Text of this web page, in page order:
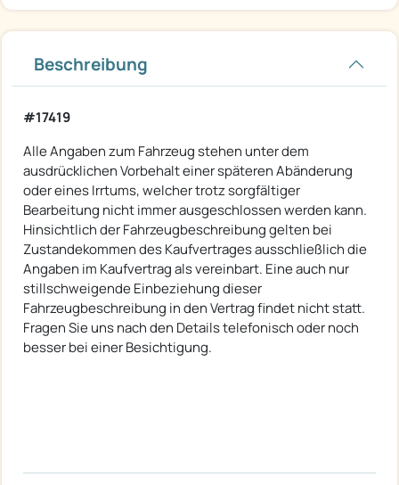
Beschreibung
#17419
Alle Angaben zum Fahrzeug stehen unter dem
ausdrücklichen Vorbehalt einer späteren Abänderung
oder eines Irrtums, welcher trotz sorgfältiger
Bearbeitung nicht immer ausgeschlossen werden kann.
Hinsichtlich der Fahrzeugbeschreibung gelten bei
Zustandekommen des Kaufvertrages ausschließlich die
Angaben im Kaufvertrag als vereinbart. Eine auch nur
stillschweigende Einbeziehung dieser
Fahrzeugbeschreibung in den Vertrag findet nicht statt.
Fragen Sie uns nach den Details telefonisch oder noch
besser bei einer Besichtigung.